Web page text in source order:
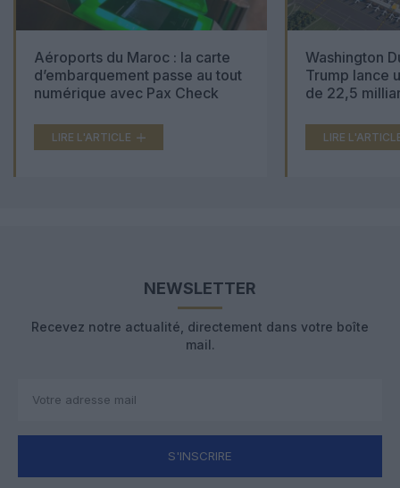
Aéroports du Maroc : la carte
d’embarquement passe au tout
numérique avec Pax Check
LIRE L'ARTICLE
Washington
Trump lance
de 22,5
LIRE
NEWSLETTER
Recevez notre actualité, directement dans votre boîte
mail.
S'INSCRIRE